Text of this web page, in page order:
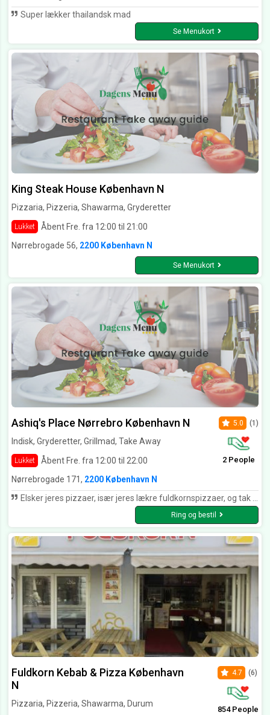
Super lækker thailandsk mad
Se Menukort
King Steak House København N
Pizzaria, Pizzeria, Shawarma, Gryderetter
Lukket
Åbent Fre. fra 12:00 til 21:00
Nørrebrogade 56, 2200 København N
Se Menukort
Ashiq's Place Nørrebro København N
Indisk, Gryderetter, Grillmad, Take Away
Lukket Åbent Fre. fra 12:00 til 22:00
5.0 (1)
2 People
Nørrebrogade 171, 2200 København N
Elsker jeres pizzaer, især jeres lækre fuldkornspizzaer, og tak for en venlig betjening. :)
Ring og bestil
Fuldkorn Kebab & Pizza København
N
Pizzaria, Pizzeria, Shawarma, Durum
4.7 (6)
854 People